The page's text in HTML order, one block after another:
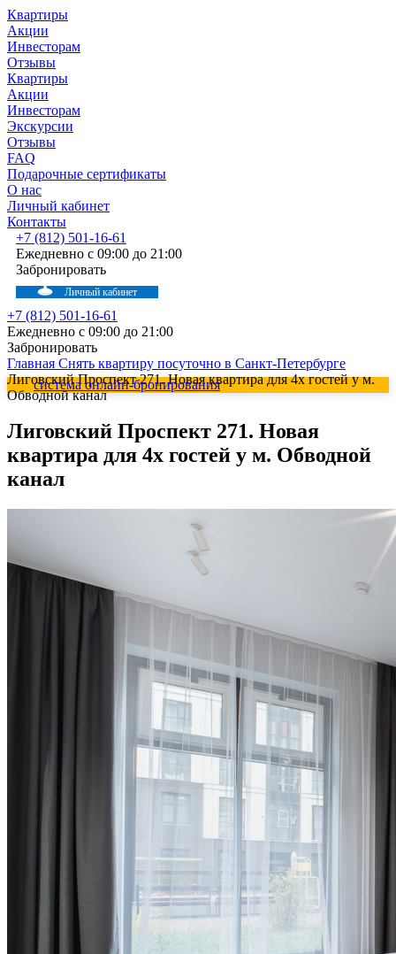
Квартиры
Акции
Инвесторам
Отзывы
Квартиры
Акции
Инвесторам
Экскурсии
Отзывы
FAQ
Подарочные сертификаты
О нас
Личный кабинет
Контакты
+7 (812) 501-16-61
Ежедневно с 09:00 до 21:00
Забронировать
Личный кабинет
+7 (812) 501-16-61
Ежедневно с 09:00 до 21:00
Забронировать
Главная Снять квартиру посуточно в Санкт-Петербурге
Лиговский Проспект 271. Новая квартира для 4х гостей у м.
Обводной канал
система онлайн-бронирования
Лиговский Проспект 271. Новая
квартира для 4х гостей у м. Обводной
канал